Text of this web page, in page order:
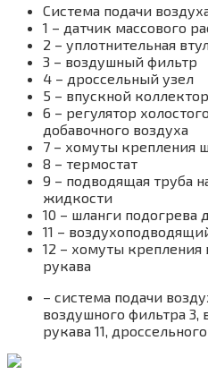
Система подачи
1 – датчик массового
2 – уплотнительная
3 – воздушный фильтр
4 – дроссельный узел
5 – впускной коллектор
6 – регулятор
добавочного воздуха
7 – хомуты крепления
8 – термостат
9 – подводящая труба
жидкости
10 – шланги подогрева
11 –
12 – хомуты
рукава
– система подачи
воздушного фильтра 3,
рукава 11,